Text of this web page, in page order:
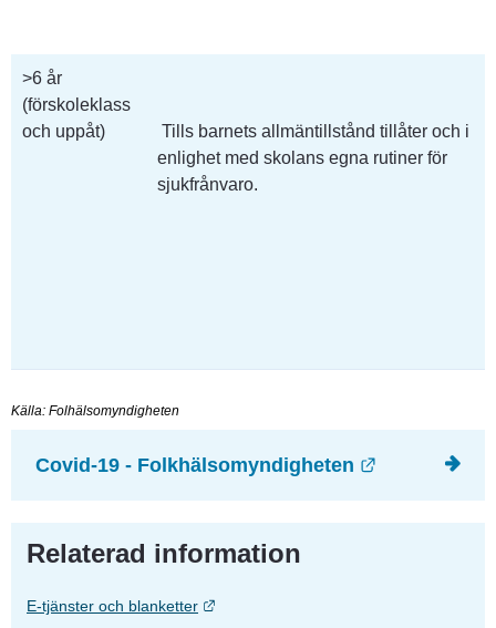
>6 år
(förskoleklass
och uppåt)
Tills barnets allmäntillstånd tillåter och i
enlighet med skolans egna rutiner för
sjukfrånvaro.
Källa: Folhälsomyndigheten
Covid-19 - Folkhälsomyndigheten Länk till
Relaterad information
E-tjänster och blanketter Länk till annan webbplats.